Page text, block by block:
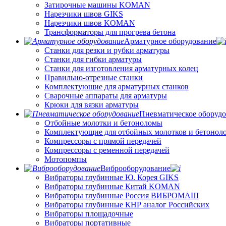
Затирочные машины KOMAN
Нарезчики швов GIKS
Нарезчики швов KOMAN
Трансформаторы для прогрева бетона
Арматурное оборудование
Станки для резки и рубки арматуры
Станки для гибки арматуры
Станки для изготовления арматурных колец
Правильно-отрезные станки
Комплектующие для арматурных станков
Сварочные аппараты для арматуры
Крюки для вязки арматуры
Пневматическое
Отбойные молотки и бетоноломы
Комплектующие для отбойных молотков и
Компрессоры с прямой передачей
Компрессоры с ременной передачей
Мотопомпы
Виброоборудование
Вибраторы глубинные Ю. Корея GIKS
Вибраторы глубинные Китай KOMAN
Вибраторы глубинные Россия ВИБРОМАШ
Вибраторы глубинные КНР аналог Российских
Вибраторы площадочные
Вибраторы портативные